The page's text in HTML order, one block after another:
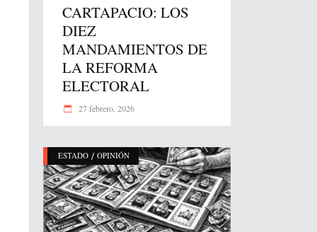
CARTAPACIO: LOS
DIEZ
MANDAMIENTOS DE
LA REFORMA
ELECTORAL
27 febrero, 2026
ESTADO / OPINIÓN